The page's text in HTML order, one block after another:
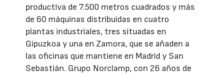
productiva de 7.500 metros cuadrados y más
de 60 máquinas distribuidas en cuatro
plantas industriales, tres situadas en
Gipuzkoa y una en Zamora, que se añaden a
las oficinas que mantiene en Madrid y San
Sebastián. Grupo Norclamp, con 26 años de